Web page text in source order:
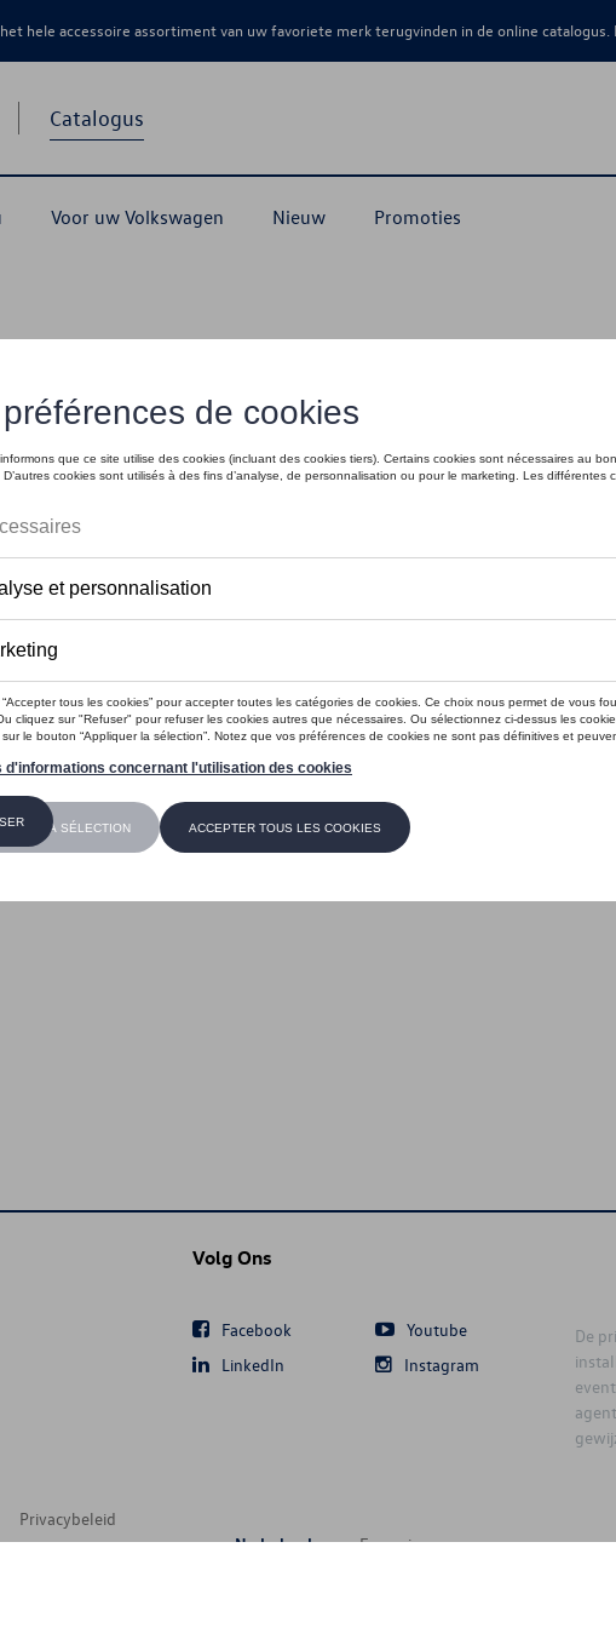
hele accessoire assortiment van uw favoriete merk terugvinden in de online
Catalogus
Voor uw Volkswagen Nieuw Promoties
Volg Ons
Facebook
Youtube
LinkedIn
Instagram
De
Privacybeleid
Nederlands
Français